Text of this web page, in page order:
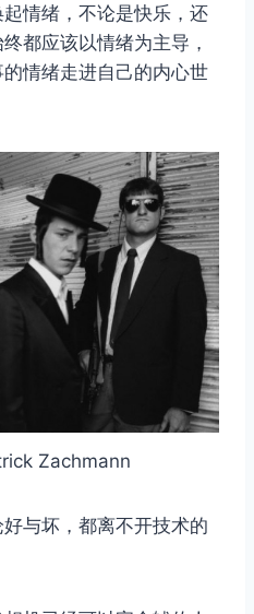
情绪，不论是快乐，还
都应该以情绪为主导，
情绪走进自己的内心世
Zachmann
与坏，都离不开技术的